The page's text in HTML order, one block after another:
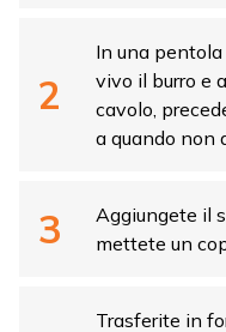
In una
vivo il burro e
cavolo,
a quando non
Aggiungete il
mettete un
Trasferite in